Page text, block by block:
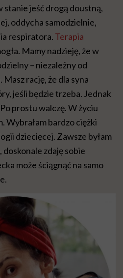
stanie jeść drogą doustną,
oddycha samodzielnie,
respiratora. Terapia
Mamy nadzieję, że w
– niezależny od
rację, że dla syna
jeśli będzie trzeba. Jednak
prostu walczę. W życiu
Wybrałam bardzo ciężki
dziecięcej. Zawsze byłam
zdaję sobie
może ściągnąć na samo